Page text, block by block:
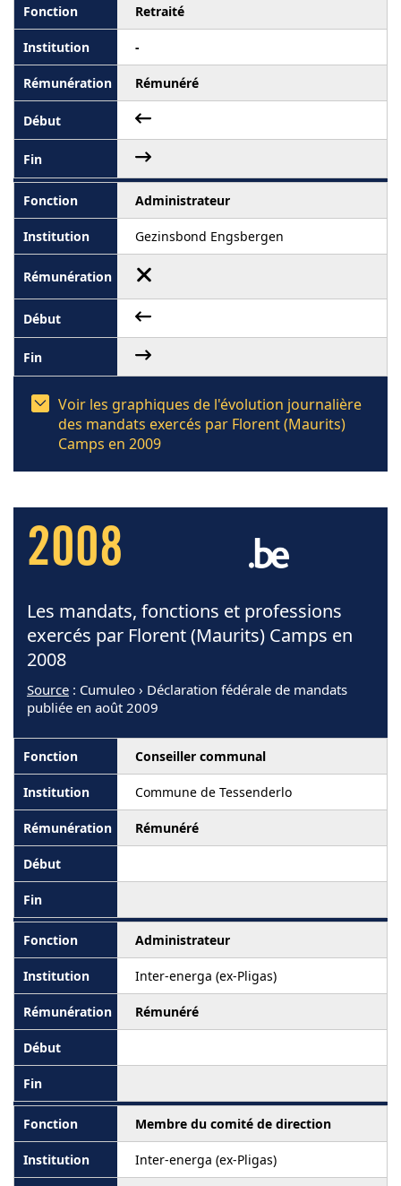
Retraité
-
Rémunéré
Administrateur
Gezinsbond Engsbergen
Voir les graphiques de l'évolution journalière
des mandats exercés par Florent (Maurits)
Camps en 2009
2008
Les mandats, fonctions et professions
exercés par Florent (Maurits) Camps en
2008
Source : Cumuleo › Déclaration fédérale de mandats
publiée en août 2009
Conseiller communal
Commune de Tessenderlo
Rémunéré
Administrateur
Inter-energa (ex-Pligas)
Rémunéré
Membre du comité de direction
Inter-energa (ex-Pligas)